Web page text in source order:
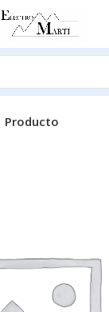
Producto